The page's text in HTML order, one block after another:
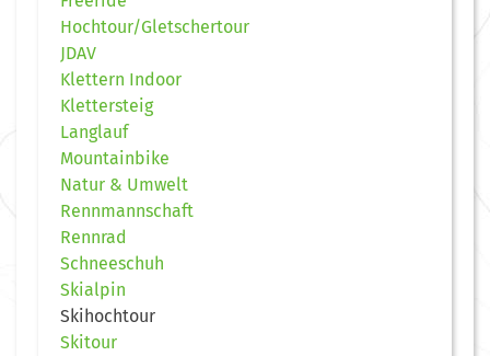
Hochtour/Gletschertour
JDAV
Klettern Indoor
Klettersteig
Langlauf
Mountainbike
Natur & Umwelt
Rennmannschaft
Rennrad
Schneeschuh
Skialpin
Skihochtour
Skitour